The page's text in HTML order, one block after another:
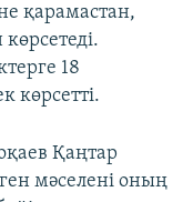
қарамастан,
18
көрсетті.
Қаңтар
мәселені оның